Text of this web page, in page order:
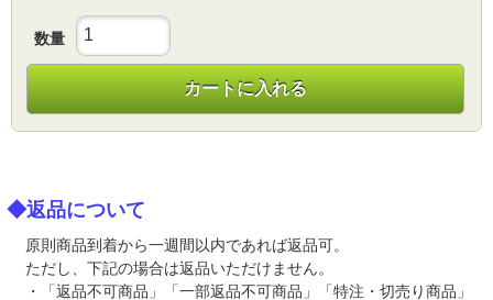
数量
カートに入れる
◆返品について
原則商品到着から一週間以内であれば返品可。
ただし、下記の場合は返品いただけません。
・「返品不可商品」「一部返品不可商品」「特注・切売り商品」